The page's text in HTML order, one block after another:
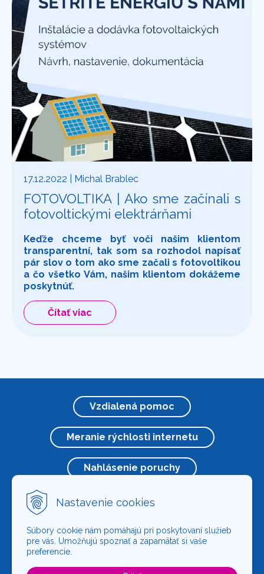
Nastavenie cookies
Súbory cookie nám pomáhajú pri poskytovaní služieb
pre vás. Umožňujú spoznať a zapamätať si vaše
preferencie.
17.12.2022 | Michal Brablec
FOTOVOLTIKA | Ako sme začínali s
fotovoltickými elektrárňami
Keďže chceme byť voči našim klientom
transparentní, tak som sa rozhodol napísať
pár slov o tom ako sme začali s fotovoltikou
a čo všetko Vám, našim klientom dokážeme
poskytnúť.
Čítať viac
Vzdialená pomoc
Meranie rýchlosti internetu
Nahlásenie poruchy
Zvolenská cesta 31, Lučenec
info@signal-code.sk
047/370 02 03